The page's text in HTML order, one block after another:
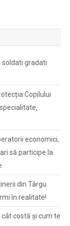
soldati gradati
Copilului
economici,
să participe la
din Târgu
în realitate!
costă și cum te